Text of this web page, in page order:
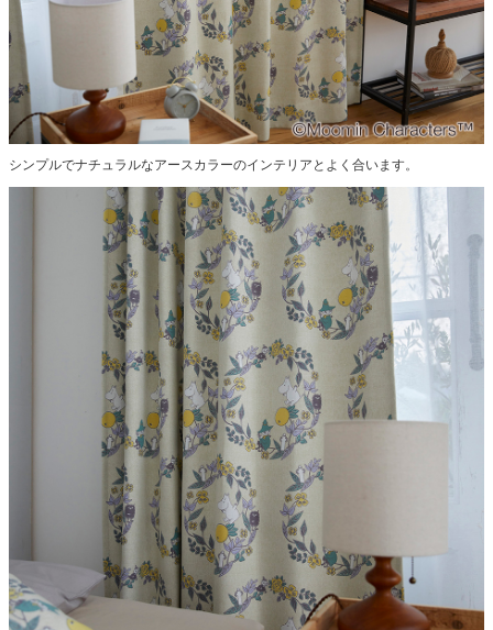
シンプルでナチュラルなアースカラーのインテリアとよく合います。